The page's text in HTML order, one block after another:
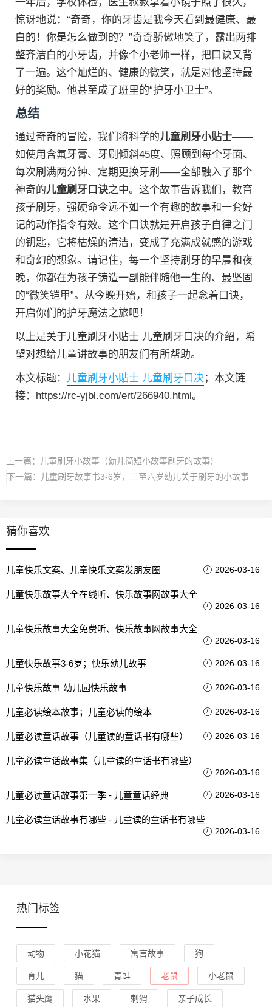
一年后，学校体检，医生叔叔拿着小镜子照了很久，
惊讶地说：“奇奇，你的牙齿是我今天看到最健康、最
白的！你是怎么做到的？”奇奇骄傲地笑了，露出两排
整齐洁白的小牙齿，并像个小老师一样，把口诀又背
了一遍。这个灿烂的、健康的微笑，就是对他坚持最
好的奖励。他甚至成了班里的“护牙小卫士”。
总结
通过奇奇的冒险，我们将科学的儿童刷牙小贴士——
如使用含氟牙膏、牙刷倾斜45度、照顾到每个牙面、
每次刷满两分钟、定期更换牙刷——全部融入了那个
神奇的儿童刷牙口诀之中。这个故事告诉我们，教育
孩子刷牙，强硬命令远不如一个有趣的故事和一套好
记的动作指令有效。这个口诀就是开启孩子自律之门
的钥匙，它将枯燥的清洁，变成了充满成就感的游戏
和奇幻的想象。请记住，每一个坚持刷牙的早晨和夜
晚，你都在为孩子铸造一副能伴随他一生的、最坚固
的“微笑铠甲”。从今晚开始，和孩子一起念着口诀，
开启你们的护牙魔法之旅吧！
以上是关于儿童刷牙小贴士 儿童刷牙口决的介绍，希
望对想给儿童讲故事的朋友们有所帮助。
本文标题： 儿童刷牙小贴士 儿童刷牙口决；本文链
接：https://rc-yjbl.com/ert/266940.html。
上一篇：
儿童刷牙小故事（幼儿简短小故事刷牙的故事）
下一篇：
儿童刷牙故事书3-6岁，三至六岁幼儿关于刷牙的小故事
猜你喜欢
儿童快乐文案、儿童快乐文案发朋友圈 2026-03-16
儿童快乐故事大全在线听、快乐故事网故事大全
2026-03-16
儿童快乐故事大全免费听、快乐故事网故事大全
2026-03-16
儿童快乐故事3-6岁；快乐幼儿故事 2026-03-16
儿童快乐故事 幼儿园快乐故事 2026-03-16
儿童必读绘本故事；儿童必读的绘本 2026-03-16
儿童必读童话故事（儿童读的童话书有哪些） 2026-03-16
儿童必读童话故事集（儿童读的童话书有哪些）
2026-03-16
儿童必读童话故事第一季 - 儿童童话经典 2026-03-16
儿童必读童话故事有哪些 - 儿童读的童话书有哪些
2026-03-16
热门标签
动物 小花猫 寓言故事 狗
育儿 猫 青蛙 老鼠 小老鼠
猫头鹰 水果 刺猬 亲子成长